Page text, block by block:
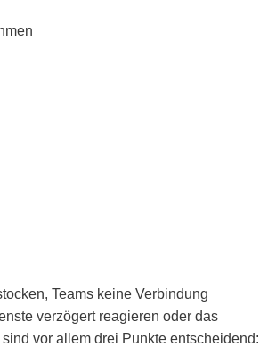
Teams keine Verbindung
verzögert reagieren oder das
vor allem drei Punkte entscheidend: